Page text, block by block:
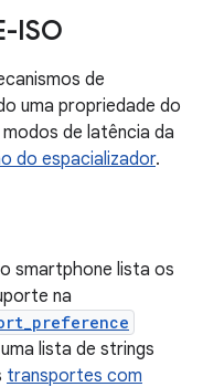
ISO
de
uma propriedade do
modos de latência da
do espacializador.
smartphone lista os
na
lista de strings
transportes com